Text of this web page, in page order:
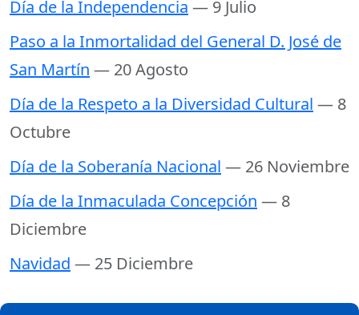
Día de la Independencia — 9 Julio
Paso a la Inmortalidad del General D. José de
San Martín — 20 Agosto
Día de la Respeto a la Diversidad Cultural — 8
Octubre
Día de la Soberanía Nacional — 26 Noviembre
Día de la Inmaculada Concepción — 8
Diciembre
Navidad — 25 Diciembre